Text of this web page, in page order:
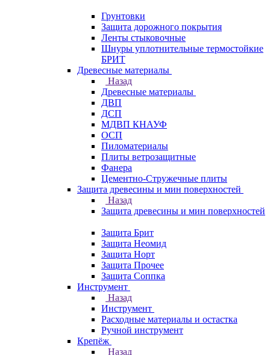
Грунтовки
Защита дорожного покрытия
Ленты стыковочные
Шнуры уплотнительные термостойкие
БРИТ
Древесные материалы
Назад
Древесные материалы
ДВП
ДСП
МДВП КНАУФ
ОСП
Пиломатериалы
Плиты ветрозащитные
Фанера
Цементно-Стружечные плиты
Защита древесины и мин поверхностей
Назад
Защита древесины и мин поверхностей
Защита Брит
Защита Неомид
Защита Норт
Защита Прочее
Защита Соппка
Инструмент
Назад
Инструмент
Расходные материалы и остастка
Ручной инструмент
Крепёж
Назад